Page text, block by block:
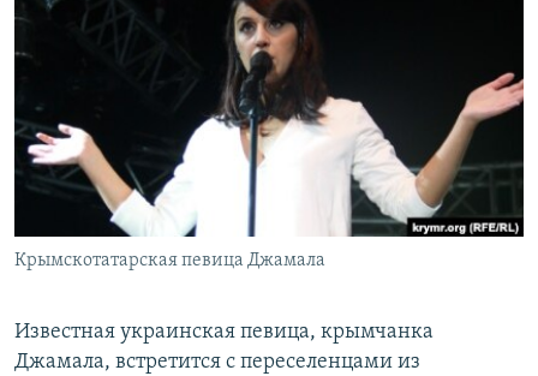
ТЕЛЕПРОЕКТ КРЫМ.РЕАЛИИ
СОВЕТЫ ПРАВОЗАЩИТНИКОВ
ПОБЕДИТЕЛЕЙ НЕ СУДЯТ?
КРЫМ.НЕПОКОРЕННЫЙ
УКРАИНСКАЯ ПРОБЛЕМА КРЫМА
Українською
ПРИСОЕДИНЯЙТЕСЬ!
Крымскотатарская певица Джамала
Известная украинская певица, крымчанка
Джамала, встретится с переселенцами из